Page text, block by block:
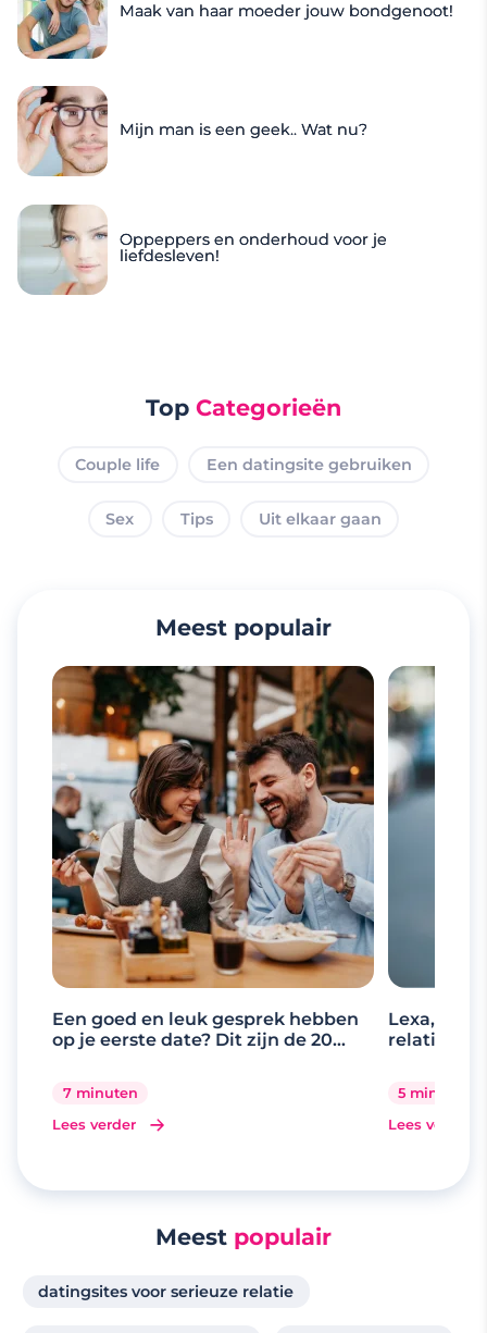
Maak van haar moeder jouw bondgenoot!
Mijn man is een geek.. Wat nu?
Oppeppers en onderhoud voor je
liefdesleven!
Top Categorieën
Couple life Een datingsite gebruiken
Sex Tips Uit elkaar gaan
Meest populair
Een goed en leuk gesprek hebben
op je eerste date? Dit zijn de 20
7 minuten
Lees verder
Lexa, de
relaties
5 minuten
Lees verder
Meest populair
datingsites voor serieuze relatie